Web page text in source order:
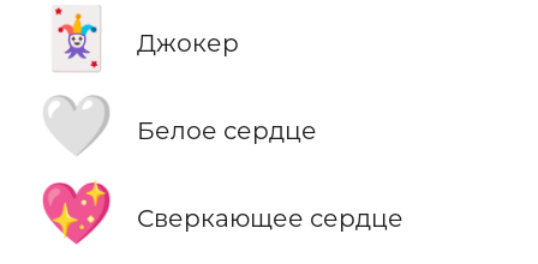
🃏 Джокер
🤍 Белое сердце
💖 Сверкающее сердце